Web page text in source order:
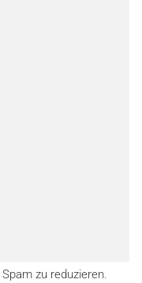
zu reduzieren.